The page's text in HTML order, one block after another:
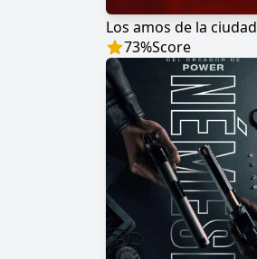
Los amos de la ciudad
73%Score